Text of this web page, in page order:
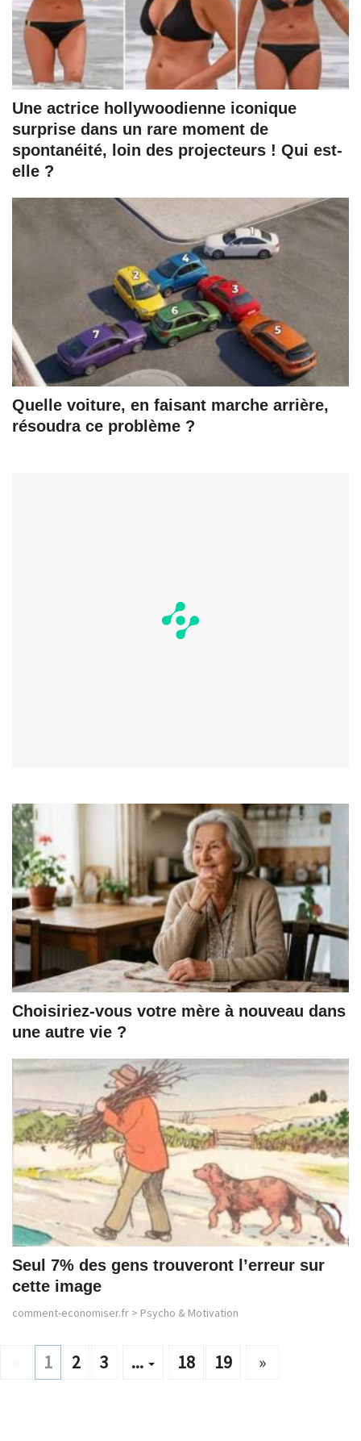
Une actrice hollywoodienne iconique
surprise dans un rare moment de
spontanéité, loin des projecteurs ! Qui est-
elle ?
Quelle voiture, en faisant marche arrière,
résoudra ce problème ?
Choisiriez-vous votre mère à nouveau dans
une autre vie ?
Seul 7% des gens trouveront l’erreur sur
cette image
comment-economiser.fr > Psycho & Motivation
1 2 3 ... 18 19 »